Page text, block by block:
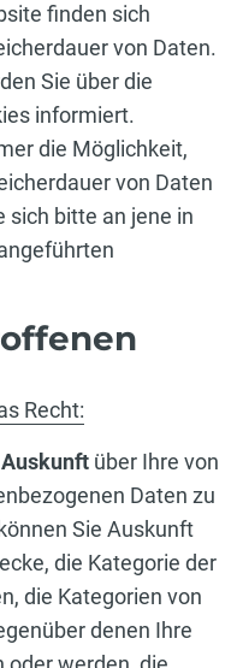
finden sich
von Daten.
Sie über die
informiert.
die Möglichkeit,
von Daten
sich bitte an jene in
Recht:
Auskunft über Ihre von
Daten zu
Sie Auskunft
die Kategorie der
die Kategorien von
denen Ihre